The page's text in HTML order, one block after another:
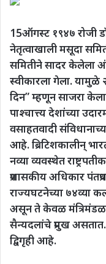
15ऑगस्ट १९४७ रोजी
नेतृत्वाखाली मसूदा
समितीने सादर केलेला
स्वीकारला गेला. यामुळे
दिन” म्हणून साजरा
पाश्चात्त्य देशांच्या
वसाहतवादी
आहे. ब्रिटिशकालीन्
नव्या व्यवस्थेत
प्रशासकीय अधिकार
राज्यघटनेच्या ७४व्या
असून ते केवळ
सैन्यदलांचे प्रमुख असतात.
द्विगृही आहे.